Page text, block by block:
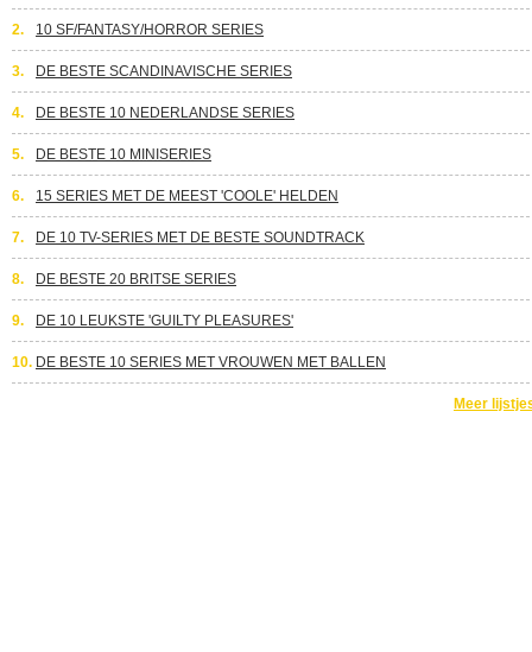
2. 10 SF/FANTASY/HORROR SERIES
3. DE BESTE SCANDINAVISCHE SERIES
4. DE BESTE 10 NEDERLANDSE SERIES
5. DE BESTE 10 MINISERIES
6. 15 SERIES MET DE MEEST 'COOLE' HELDEN
7. DE 10 TV-SERIES MET DE BESTE SOUNDTRACK
8. DE BESTE 20 BRITSE SERIES
9. DE 10 LEUKSTE 'GUILTY PLEASURES'
10. DE BESTE 10 SERIES MET VROUWEN MET BALLEN
Meer